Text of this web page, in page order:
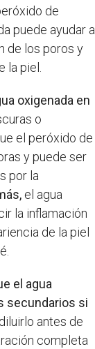
de
puede ayudar a
de los poros y
la piel.
oxigenada en
o
el peróxido de
y puede ser
por la
el agua
la inflamación
de la piel
el agua
secundarios si
antes de
completa